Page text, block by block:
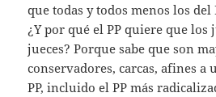
que todas y todos menos los
¿Y por qué el PP quiere que los
jueces? Porque sabe que son
conservadores, carcas, afines a
PP, incluido el PP más